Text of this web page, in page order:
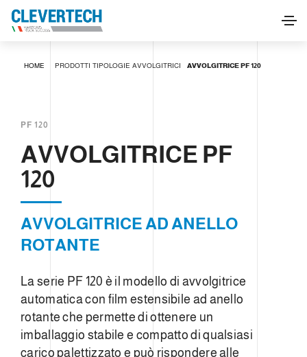
HOME PRODOTTI TIPOLOGIE AVVOLGITRICI AVVOLGITRICE PF 120
PF 120
AVVOLGITRICE PF
120
AVVOLGITRICE AD ANELLO
ROTANTE
La serie PF 120 è il modello di avvolgitrice
automatica con film estensibile ad anello
rotante che permette di ottenere un
imballaggio stabile e compatto di qualsiasi
carico palettizzato e può rispondere alle